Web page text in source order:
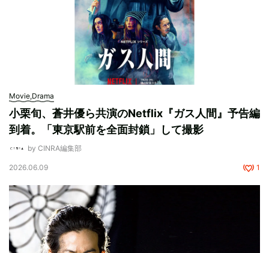
Movie,Drama
小栗旬、蒼井優ら共演のNetflix『ガス人間』予告編
到着。「東京駅前を全面封鎖」して撮影
by CINRA編集部
2026.06.09 1